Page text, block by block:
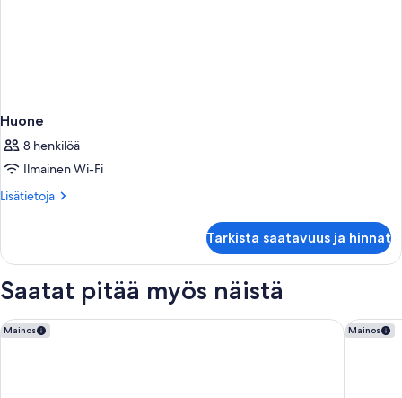
Huone
8 henkilöä
Ilmainen Wi-Fi
Lisätietoja
Lisätietoja
Tarkista saatavuus ja hinnat
Saatat pitää myös näistä
Mainos
Anzo Villas Mainos
Afroditi